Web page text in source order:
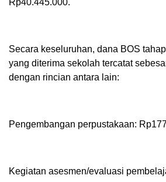
Rp40.445.000.
Secara keseluruhan, dana BOS
yang diterima sekolah tercatat
dengan rincian antara lain:
Pengembangan perpustakaan:
Kegiatan asesmen/evaluasi